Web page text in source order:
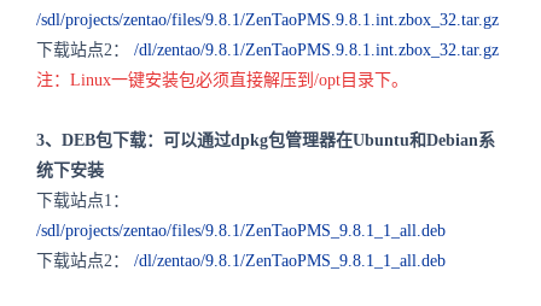
/sdl/projects/zentao/files/9.8.1/ZenTaoPMS.9.8.1.int.zbox_32.tar.gz
下载站点2： /dl/zentao/9.8.1/ZenTaoPMS.9.8.1.int.zbox_32.tar.gz
注：Linux一键安装包必须直接解压到/opt目录下。
3、DEB包下载：可以通过dpkg包管理器在Ubuntu和Debian系
统下安装
下载站点1：
/sdl/projects/zentao/files/9.8.1/ZenTaoPMS_9.8.1_1_all.deb
下载站点2： /dl/zentao/9.8.1/ZenTaoPMS_9.8.1_1_all.deb